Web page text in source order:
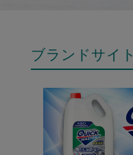
ブランドサイト